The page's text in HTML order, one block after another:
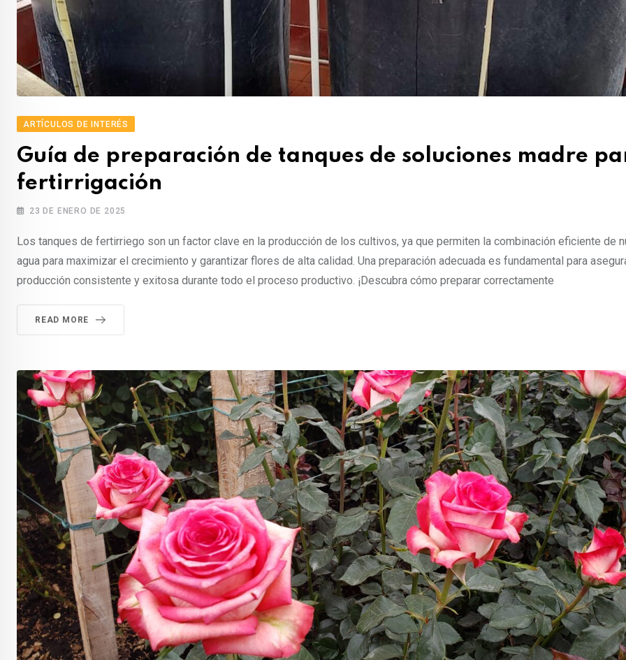
ARTÍCULOS DE INTERÉS
Guía de preparación de tanques de soluciones madre
fertirrigación
23 DE ENERO DE 2025
Los tanques de fertirriego son un factor clave en la producción de los cultivos, ya que permiten la combinación eficiente de
agua para maximizar el crecimiento y garantizar flores de alta calidad. Una preparación adecuada es fundamental para
producción consistente y exitosa durante todo el proceso productivo. ¡Descubra cómo preparar correctamente
READ MORE